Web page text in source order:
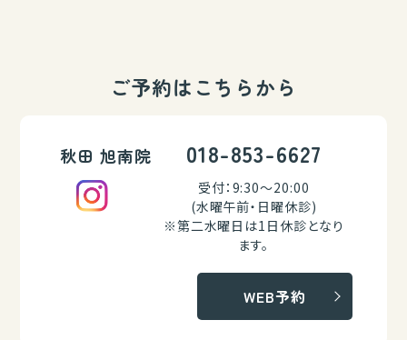
ご予約はこちらから
秋田 旭南院 018-853-6627
受付：9:30～20:00
(水曜午前・日曜休診)
※第二水曜日は1日休診となり
ます。
WEB予約